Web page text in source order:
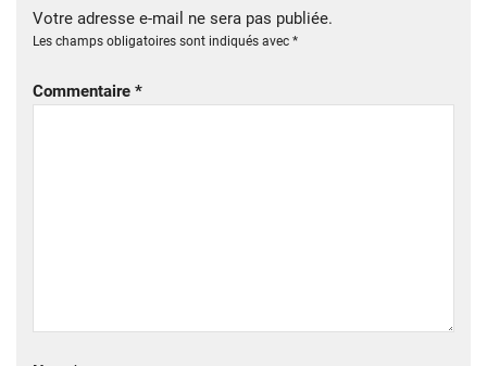
Votre adresse e-mail ne sera pas publiée.
Les champs obligatoires sont indiqués avec *
Commentaire *